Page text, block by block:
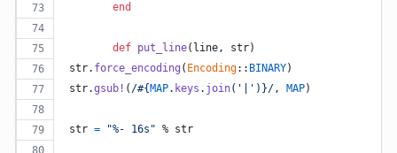
end
def put_line( line, str)
str. force_encoding ( Encoding:: BINARY)
str.gsub! ( /#{ MAP. keys . join( '|' ) }/, MAP)
str = "%- 16s" % str